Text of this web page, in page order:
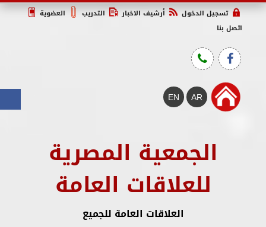
تسجيل الدخول أرشيف الاخبار التدريب
العضوية
اتصل بنا
الجمعية المصرية
للعلاقات العامة
العلاقات العامة للجميع